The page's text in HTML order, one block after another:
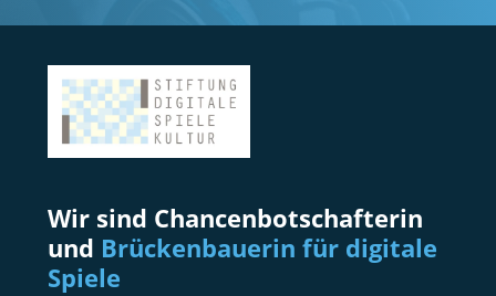
Wir sind Chancenbotschafterin
und Brückenbauerin für digitale
Spiele